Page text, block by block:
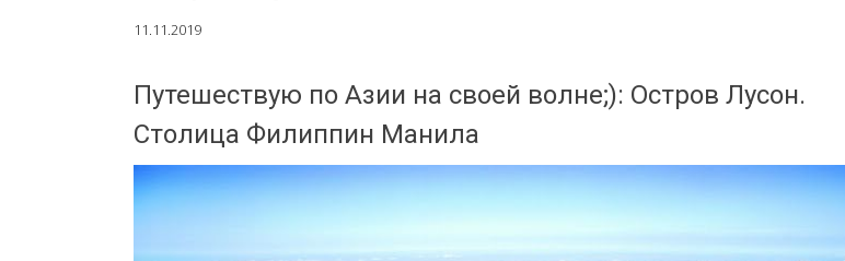
11.11.2019
Путешествую по Азии на своей волне;): Остров Лусон.
Столица Филиппин Манила